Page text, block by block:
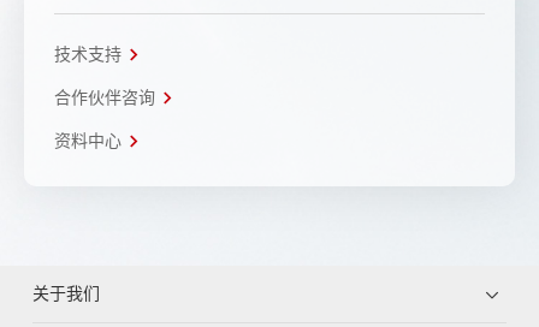
技术支持
合作伙伴咨询
资料中心
关于我们